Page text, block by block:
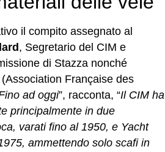
il compito assegnato al
, Segretario del CIM e
di Stazza nonché
Française des
ad oggi”, racconta, “Il CIM ha
principalmente in due
varati fino al 1950, e Yacht
ammettendo solo scafi in